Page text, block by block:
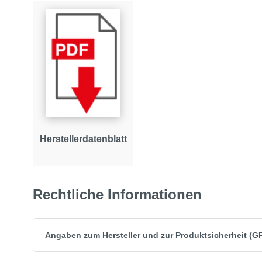
Herstellerdatenblatt
Rechtliche Informationen
Angaben zum Hersteller und zur Produktsicherheit